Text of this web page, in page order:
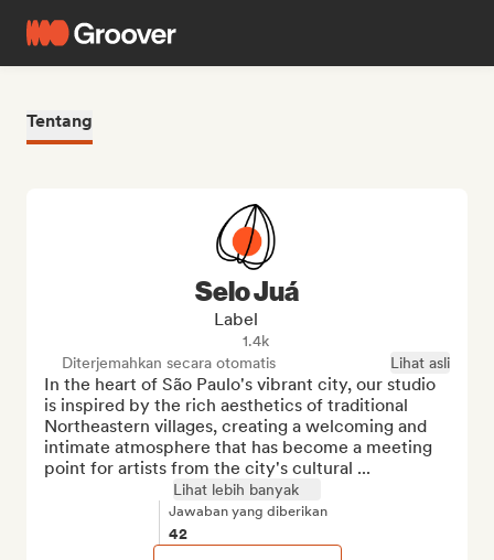
Tentang
Selo Juá
Label
1.4k
Diterjemahkan secara otomatis
Lihat asli
In the heart of São Paulo's vibrant city, our studio
is inspired by the rich aesthetics of traditional
Northeastern villages, creating a welcoming and
intimate atmosphere that has become a meeting
point for artists from the city's cultural ...
Lihat lebih banyak
Jawaban yang diberikan
42